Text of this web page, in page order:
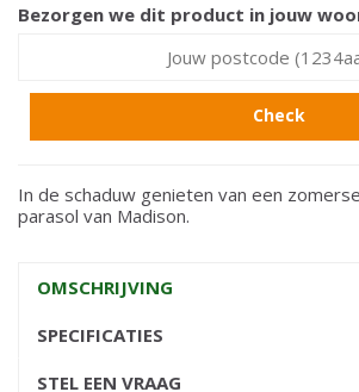
Bezorgen we dit product in jouw
Check
In de schaduw genieten van een
parasol van Madison.
OMSCHRIJVING
SPECIFICATIES
STEL EEN VRAAG